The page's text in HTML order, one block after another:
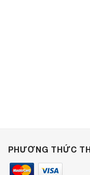
PHƯƠNG THỨC